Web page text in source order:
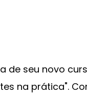
de seu novo
na prática".